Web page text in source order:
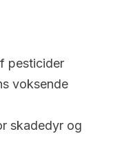
pesticider
voksende
skadedyr og